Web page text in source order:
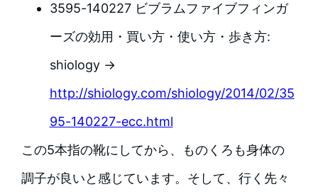
3595-140227 ビブラムファイブフィンガ
ーズの効用・買い方・使い方・歩き方:
shiology →
http://shiology.com/shiology/2014/02/35
95-140227-ecc.html
この5本指の靴にしてから、ものくろも身体の
調子が良いと感じています。そして、行く先々